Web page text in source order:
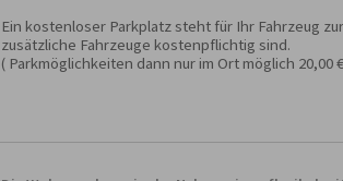
Ein kostenloser Parkplatz steht für Ihr Fahrzeug
zusätzliche Fahrzeuge kostenpflichtig sind.
( Parkmöglichkeiten dann nur im Ort möglich 20,00